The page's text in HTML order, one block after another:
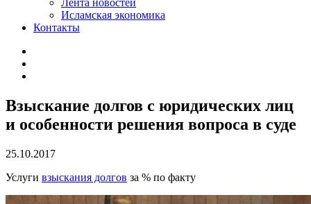
Лента новостей
Исламская экономика
Контакты
Взыскание долгов с юридических лиц
и особенности решения вопроса в суде
25.10.2017
Услуги взыскания долгов за % по факту